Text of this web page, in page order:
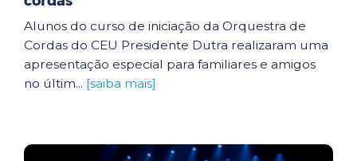
Alunos do curso de iniciação da Orquestra de
Cordas do CEU Presidente Dutra realizaram uma
apresentação especial para familiares e amigos
no últim... [saiba mais]